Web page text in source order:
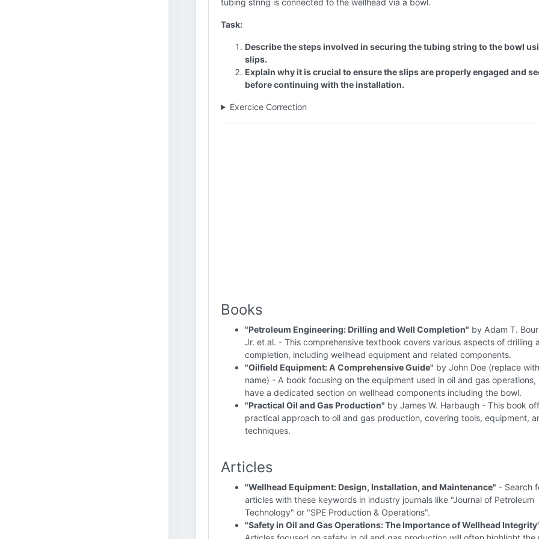
tubing string is connected to the wellhead via a bowl.
Task:
Describe the steps involved in securing the tubing string to the bowl
slips.
Explain why it is crucial to ensure the slips are properly engaged and
before continuing with the installation.
Exercice Correction
Books
"Petroleum Engineering: Drilling and Well Completion" by Adam T.
Jr. et al. - This comprehensive textbook covers various aspects of drilling
completion, including wellhead equipment and related components.
"Oilfield Equipment: A Comprehensive Guide" by John Doe (replace
name) - A book focusing on the equipment used in oil and gas operations,
have a dedicated section on wellhead components including the bowl.
"Practical Oil and Gas Production" by James W. Harbaugh - This book
practical approach to oil and gas production, covering tools, equipment,
techniques.
Articles
"Wellhead Equipment: Design, Installation, and Maintenance" - Search
articles with these keywords in industry journals like "Journal of Petroleum
Technology" or "SPE Production & Operations".
"Safety in Oil and Gas Operations: The Importance of Wellhead